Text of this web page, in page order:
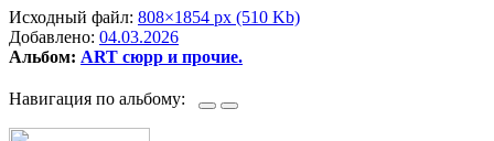
Исходный файл: 808×1854 px (510 Kb)
Добавлено: 04.03.2026
Альбом: ART сюрр и прочие.
Навигация по альбому: